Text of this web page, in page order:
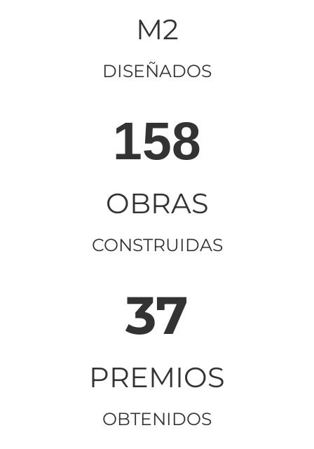
M2
DISEÑADOS
158
OBRAS
CONSTRUIDAS
37
PREMIOS
OBTENIDOS